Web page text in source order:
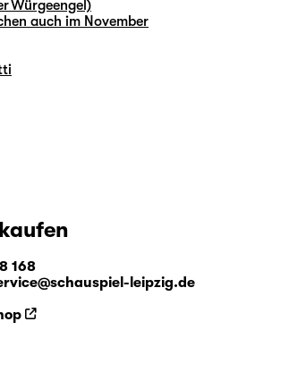
Würgeengel)
auch im November
168
leipzig.de